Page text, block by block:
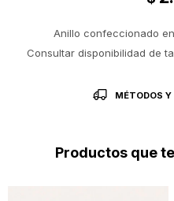
Anillo confeccionado
Consultar disponibilidad de
MÉTODOS
Productos que